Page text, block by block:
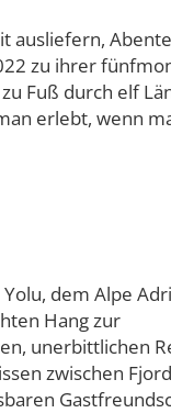
ausliefern,
zu ihrer
Fuß durch elf
erlebt, wenn
dem Alpe
Hang zur
unerbittlichen
zwischen